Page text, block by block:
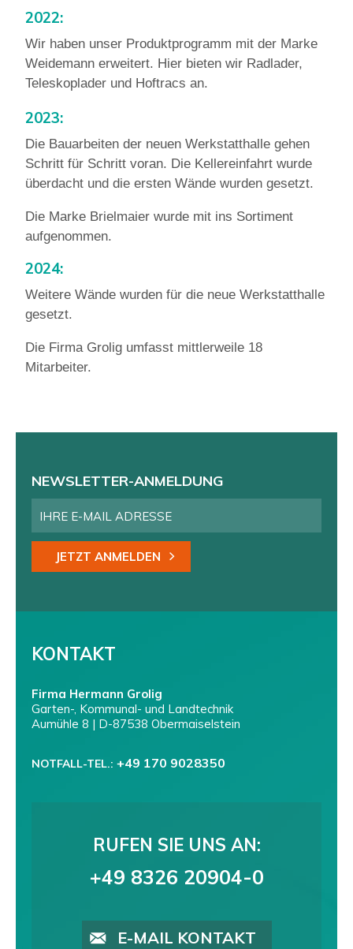
2022:
Wir haben unser Produktprogramm mit der Marke
Weidemann erweitert. Hier bieten wir Radlader,
Teleskoplader und Hoftracs an.
2023:
Die Bauarbeiten der neuen Werkstatthalle gehen
Schritt für Schritt voran. Die Kellereinfahrt wurde
überdacht und die ersten Wände wurden gesetzt.
Die Marke Brielmaier wurde mit ins Sortiment
aufgenommen.
2024:
Weitere Wände wurden für die neue Werkstatthalle
gesetzt.
Die Firma Grolig umfasst mittlerweile 18
Mitarbeiter.
NEWSLETTER-ANMELDUNG
JETZT ANMELDEN
KONTAKT
Firma Hermann Grolig
Garten-, Kommunal- und Landtechnik
Aumühle 8 | D-87538 Obermaiselstein
NOTFALL-TEL.: +49 170 9028350
RUFEN SIE UNS AN:
+49 8326 20904-0
E-MAIL KONTAKT